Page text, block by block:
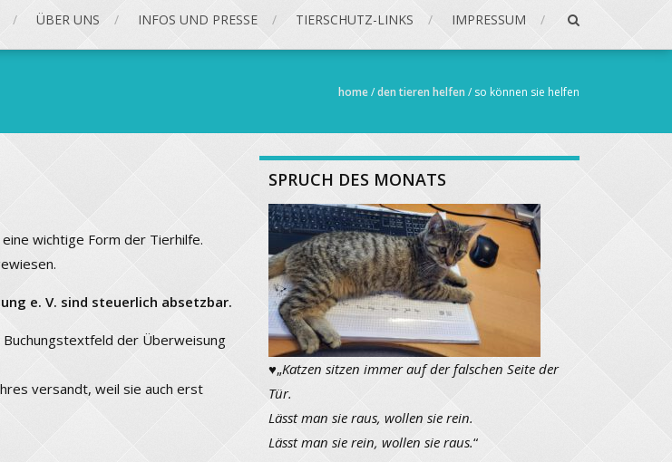
ÜBER UNS INFOS UND PRESSE TIERSCHUTZ-LINKS IMPRESSUM
home/den tieren helfen / so können sie helfen
wichtige Form der Tierhilfe.
e. V. sind steuerlich absetzbar.
Buchungstextfeld der Überweisung
versandt, weil sie auch erst
SPRUCH DES MONATS
♥„Katzen sitzen immer auf der falschen Seite der
Tür.
Lässt man sie raus, wollen sie rein.
Lässt man sie rein, wollen sie raus.“